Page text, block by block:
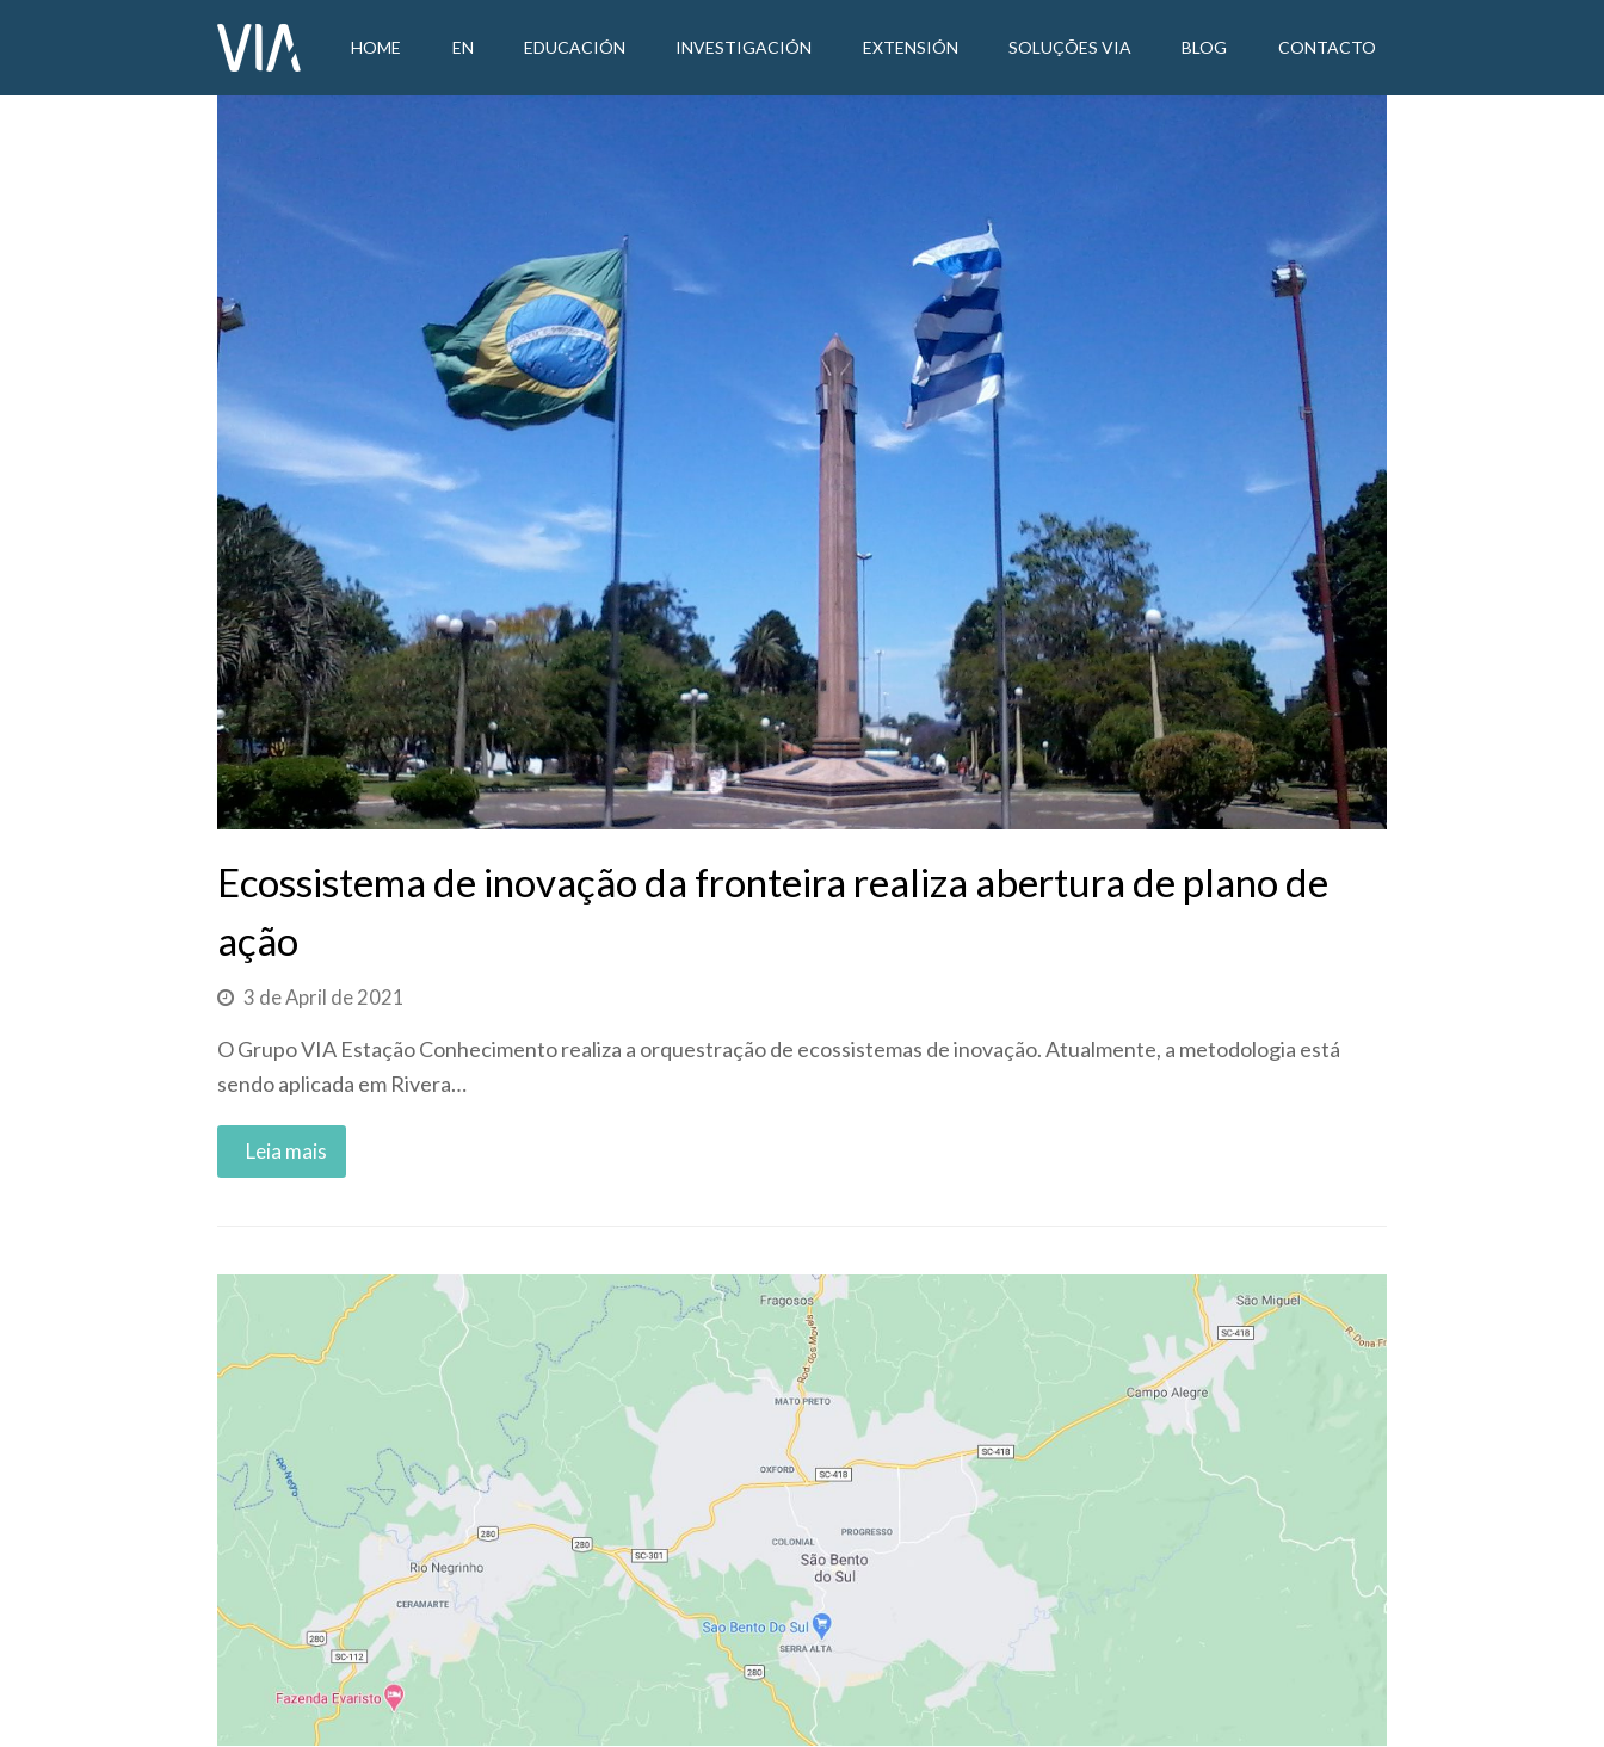
HOME EN EDUCACIÓN INVESTIGACIÓN EXTENSIÓN SOLUÇÕES VIA BLOG CONTACTO
Ecossistema de inovação da fronteira realiza abertura de plano de
ação
3 de April de 2021
O Grupo VIA Estação Conhecimento realiza a orquestração de ecossistemas de inovação. Atualmente, a metodologia está
sendo aplicada em Rivera…